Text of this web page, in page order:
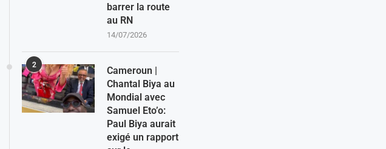
barrer la route
au RN
14/07/2026
2
Cameroun |
Chantal Biya au
Mondial avec
Samuel Eto’o:
Paul Biya aurait
exigé un rapport